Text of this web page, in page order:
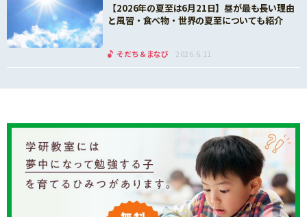
【2026年の夏至は6月21日】昼が最も長い理由
と風習・食べ物・世界の夏至についても紹介
そだち＆まなび 2026.6.11